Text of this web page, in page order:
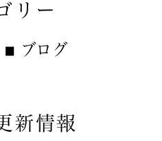
リー
ブログ
新情報